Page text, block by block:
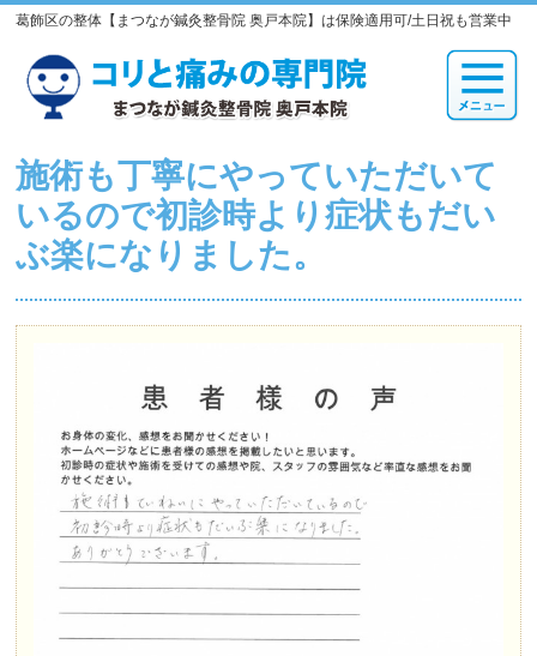
葛飾区の整体【まつなが鍼灸整骨院 奥戸本院】は保険適用可/土日祝も営業中
施術も丁寧にやっていただいて
いるので初診時より症状もだい
ぶ楽になりました。